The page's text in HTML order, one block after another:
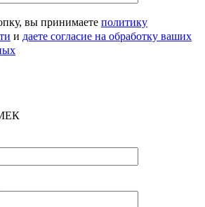
вы принимаете политику
и даете согласие на обработку ваших